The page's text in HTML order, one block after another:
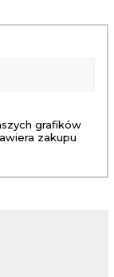
grafików
zakupu